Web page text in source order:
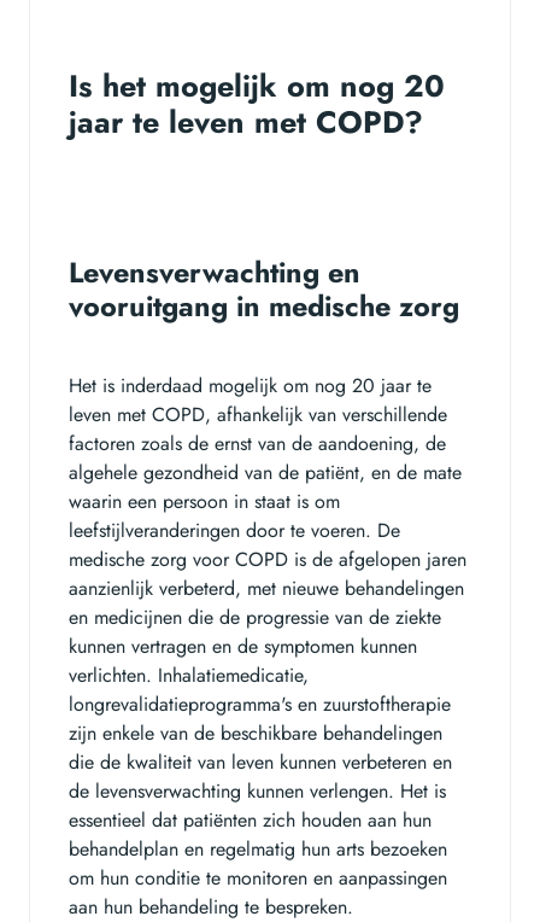
Is het mogelijk om nog 20
jaar te leven met COPD?
Levensverwachting en
vooruitgang in medische zorg
Het is inderdaad mogelijk om nog 20 jaar te
leven met COPD, afhankelijk van verschillende
factoren zoals de ernst van de aandoening, de
algehele gezondheid van de patiënt, en de mate
waarin een persoon in staat is om
leefstijlveranderingen door te voeren. De
medische zorg voor COPD is de afgelopen jaren
aanzienlijk verbeterd, met nieuwe behandelingen
en medicijnen die de progressie van de ziekte
kunnen vertragen en de symptomen kunnen
verlichten. Inhalatiemedicatie,
longrevalidatieprogramma's en zuurstoftherapie
zijn enkele van de beschikbare behandelingen
die de kwaliteit van leven kunnen verbeteren en
de levensverwachting kunnen verlengen. Het is
essentieel dat patiënten zich houden aan hun
behandelplan en regelmatig hun arts bezoeken
om hun conditie te monitoren en aanpassingen
aan hun behandeling te bespreken.